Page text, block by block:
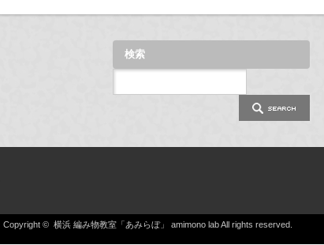
検索
Copyright © 横浜 編み物教室「あみらぼ」 amimono labAll rights reserved.